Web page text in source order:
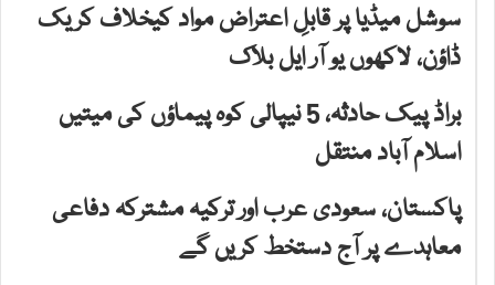
سوشل میڈیا پر قابلِ اعتراض مواد کیخلاف کریک
ڈاؤن، لاکھوں یو آر ایل بلاک
براڈ پیک حادثہ، 5 نیپالی کوہ پیماؤں کی میتیں
اسلام آباد منتقل
پاکستان، سعودی عرب اور ترکیہ مشترکہ دفاعی
معاہدے پر آج دستخط کریں گے